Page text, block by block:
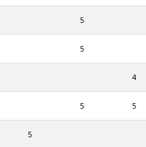
5
5
4
5 5
5